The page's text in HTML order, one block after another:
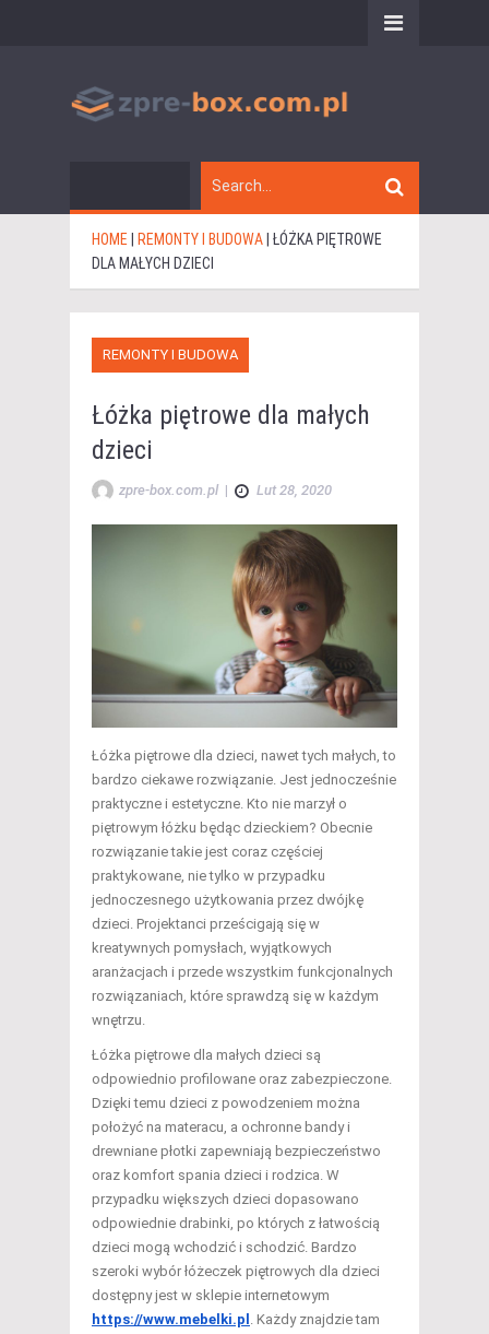
HOME REMONTY I BUDOWA ŁÓŻKA PIĘTROWE
DLA MAŁYCH DZIECI
REMONTY I BUDOWA
Łóżka piętrowe dla małych
dzieci
zpre-box.com.pl | Lut 28, 2020
Łóżka piętrowe dla dzieci, nawet tych małych, to
bardzo ciekawe rozwiązanie. Jest jednocześnie
praktyczne i estetyczne. Kto nie marzył o
piętrowym łóżku będąc dzieckiem? Obecnie
rozwiązanie takie jest coraz częściej
praktykowane, nie tylko w przypadku
jednoczesnego użytkowania przez dwójkę
dzieci. Projektanci prześcigają się w
kreatywnych pomysłach, wyjątkowych
aranżacjach i przede wszystkim funkcjonalnych
rozwiązaniach, które sprawdzą się w każdym
wnętrzu.
Łóżka piętrowe dla małych dzieci są
odpowiednio profilowane oraz zabezpieczone.
Dzięki temu dzieci z powodzeniem można
położyć na materacu, a ochronne bandy i
drewniane płotki zapewniają bezpieczeństwo
oraz komfort spania dzieci i rodzica. W
przypadku większych dzieci dopasowano
odpowiednie drabinki, po których z łatwością
dzieci mogą wchodzić i schodzić. Bardzo
szeroki wybór łóżeczek piętrowych dla dzieci
dostępny jest w sklepie internetowym
https://www.mebelki.pl . Każdy znajdzie tam